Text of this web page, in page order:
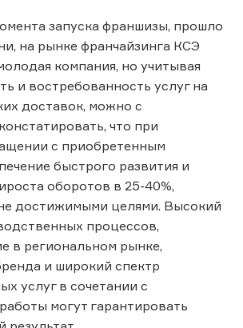
запуска франшизы, прошло
на рынке франчайзинга КСЭ
компания, но учитывая
и востребованность услуг на
доставок, можно с
что при
с приобретенным
быстрого развития и
оборотов в 25-40%,
достижимыми целями. Высокий
процессов,
в региональном рынке,
и широкий спектр
услуг в сочетании с
могут гарантировать